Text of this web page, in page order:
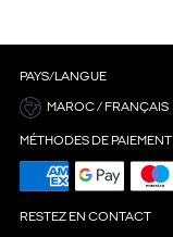
PAYS/LANGUE
MAROC / FRANÇAIS
MÉTHODES DE PAIEMENT
RESTEZ EN CONTACT